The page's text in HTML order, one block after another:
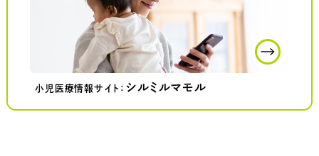
小児医療情報サイト： シルミルマモル